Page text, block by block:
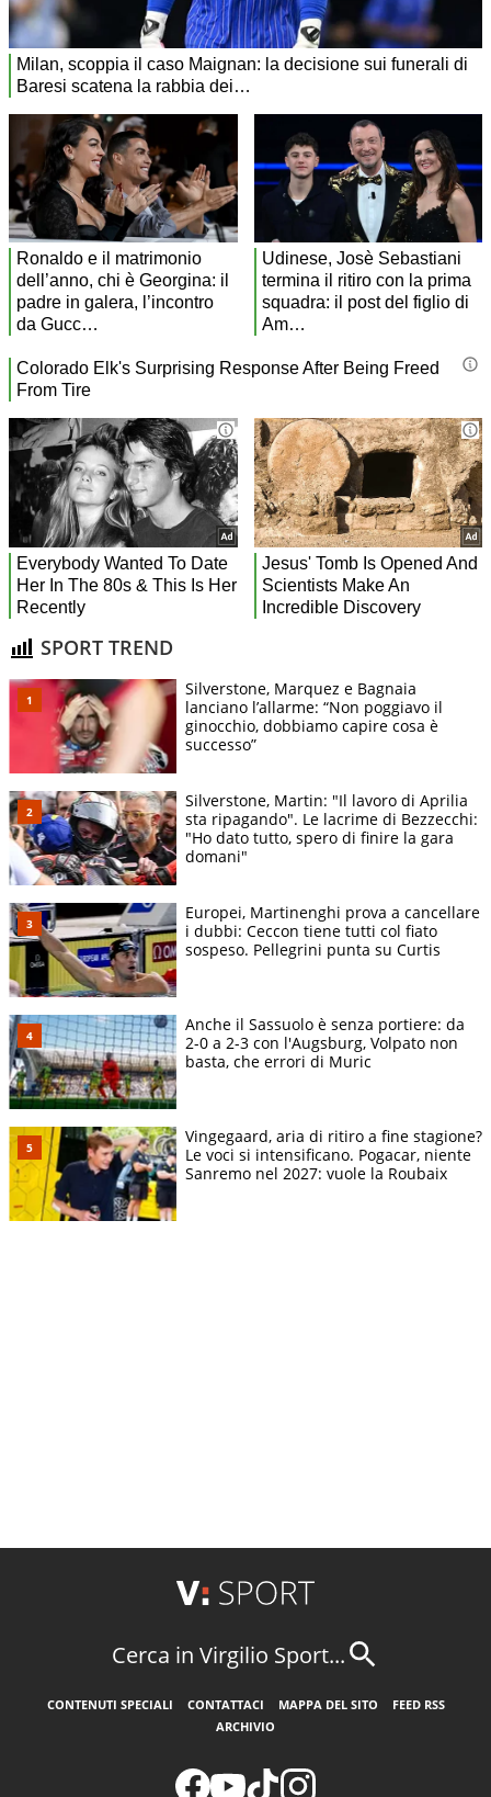
SPORT TREND
Silverstone, Marquez e Bagnaia
lanciano l’allarme: “Non poggiavo il
ginocchio, dobbiamo capire cosa è
successo”
Silverstone, Martin: "Il lavoro di Aprilia
sta ripagando". Le lacrime di Bezzecchi:
"Ho dato tutto, spero di finire la gara
domani"
Europei, Martinenghi prova a cancellare
i dubbi: Ceccon tiene tutti col fiato
sospeso. Pellegrini punta su Curtis
Anche il Sassuolo è senza portiere: da
2-0 a 2-3 con l'Augsburg, Volpato non
basta, che errori di Muric
Vingegaard, aria di ritiro a fine stagione?
Le voci si intensificano. Pogacar, niente
Sanremo nel 2027: vuole la Roubaix
Cerca in Virgilio Sport...
CONTENUTI SPECIALI CONTATTACI MAPPA DEL SITO
FEED RSS
ARCHIVIO